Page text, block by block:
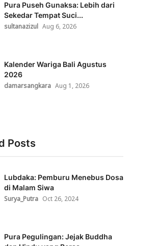
Pura Puseh Gunaksa: Lebih dari
Sekedar Tempat Suci...
sultanazizul Aug 6, 2026
Kalender Wariga Bali Agustus
2026
damarsangkara Aug 1, 2026
Posts
Lubdaka: Pemburu Menebus Dosa
di Malam Siwa
Surya_Putra Oct 26, 2024
Pura Pegulingan: Jejak Buddha